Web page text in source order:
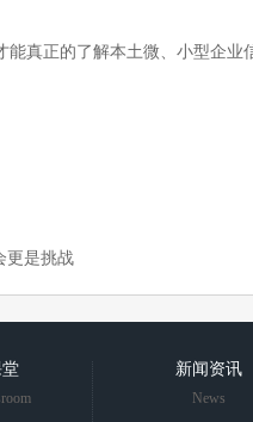
真正的了解本土微、小型企业
更是挑战
新闻资讯
News